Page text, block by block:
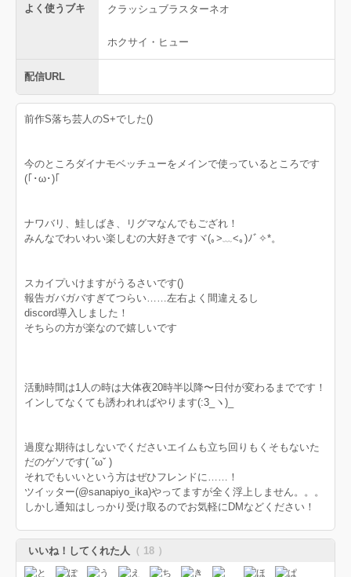
よく使うブキ クラッシュブラスターネオ
ホクサイ・ヒュー
配信URL
前作S落ち芸人のS+でした()
今のところダイナモベッチューをメインで使っているところです
(｢･ω･)｢
ナワバリ、鮭しばき、リグマなんでもござれ！
みんなでわいわい楽しむの大好きですヾ(｡>﹏<｡)ﾉﾞ✧*。
スカイプいけますがうるさいです()
報告ガバガバすぎてつらい……左右よく間違えるし
discord導入しました！
そちらの方が楽なので嬉しいです
活動時間は1人の時は大体夜20時半以降〜日付が変わるまでです！
インしてなくても誘われればやります(:3_ヽ)_
過度な期待はしないでくださいエイムも立ち回りもくそもないた
だのゲソです( ˇωˇ )
それでもいいという方はぜひフレンドに……！
ツイッター(@sanapiyo_ika)やってますが全く浮上しません。。。
しかし通知はしっかり受け取るのでお気軽にDMなどください！
いいね！してくれた人 （ 18 ）